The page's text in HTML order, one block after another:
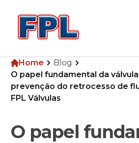
Home
Home
Blog
O papel fundamental da
prevenção do retrocesso de
FPL Válvulas
O papel